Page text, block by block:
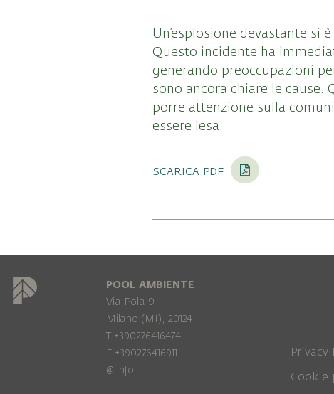
Un’esplosione devastante si
Questo incidente ha
generando preoccupazioni
sono ancora chiare le cause.
porre attenzione sulla
essere lesa.
scarica pdf
POOL AMBIENTE
Via Pola 9
Milano (MI), 20124
T +390276416474
F +390276416911
@ info
Privacy
Cookie